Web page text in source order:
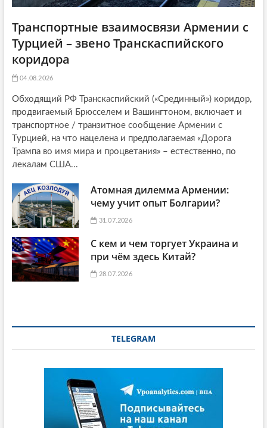
Транспортные взаимосвязи Армении с
Турцией – звено Транскаспийского
коридора
04.08.2026
Обходящий РФ Транскаспийский («Срединный») коридор,
продвигаемый Брюсселем и Вашингтоном, включает и
транспортное / транзитное сообщение Армении с
Турцией, на что нацелена и предполагаемая «Дорога
Трампа во имя мира и процветания» – естественно, по
лекалам США...
Атомная дилемма Армении:
чему учит опыт Болгарии?
31.07.2026
С кем и чем торгует Украина и
при чём здесь Китай?
28.07.2026
TELEGRAM